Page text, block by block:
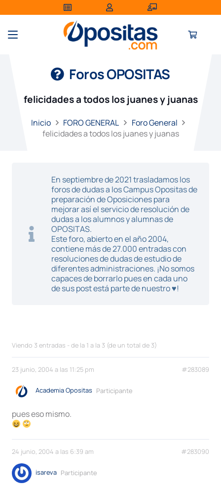
Foros OPOSITAS
felicidades a todos los juanes y juanas
Inicio FORO GENERAL
Foro General
felicidades a todos los juanes y juanas
En septiembre de 2021 trasladamos los
foros de dudas a los Campus Opositas de
preparación de Oposiciones para
mejorar así el servicio de resolución de
dudas a los alumnos y alumnas de
OPOSITAS.
Este foro, abierto en el año 2004,
contiene más de 27.000 entradas con
resoluciones de dudas de estudio de
diferentes administraciones. ¡No somos
capaces de borrarlo pues en cada uno
de sus post está parte de nuestro ♥!
Viendo 3 entradas - de la 1 a la 3 (de un total de 3)
23 junio, 2004 a las 11:25 pm #283089
Academia Opositas Participante
pues eso mismo.
24 junio, 2004 a las 6:39 am #283090
isareva Participante